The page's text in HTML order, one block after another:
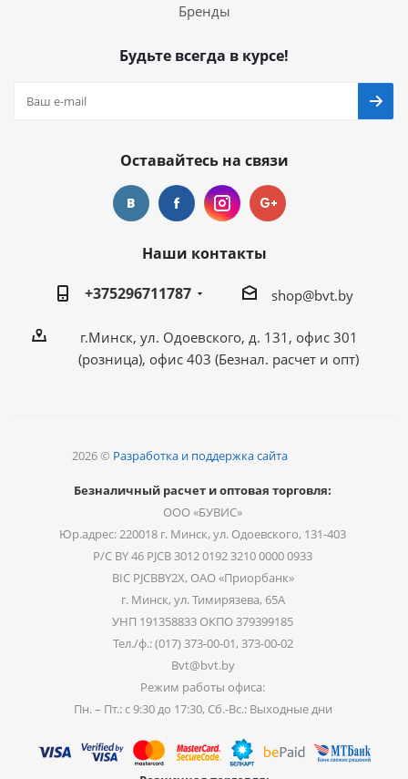
Бренды
Будьте всегда в курсе!
Оставайтесь на связи
Наши контакты
+375296711787
shop@bvt.by
г.Минск, ул. Одоевского, д. 131, офис 301
(розница), офис 403 (Безнал. расчет и опт)
2026 © Разработка и поддержка сайта
Безналичный расчет и оптовая торговля:
ООО «БУВИС»
Юр.адрес: 220018 г. Минск, ул. Одоевского, 131-403
Р/С BY 46 PJCB 3012 0192 3210 0000 0933
BIC PJCBBY2X, ОАО «Приорбанк»
г. Минск, ул. Тимирязева, 65А
УНП 191358833 ОКПО 379399185
Тел./ф.: (017) 373-00-01, 373-00-02
Bvt@bvt.by
Режим работы офиса:
Пн. – Пт.: с 9:30 до 17:30, Сб.-Вс.: Выходные дни